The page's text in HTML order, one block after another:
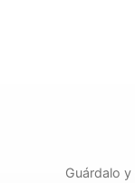
Guárdalo